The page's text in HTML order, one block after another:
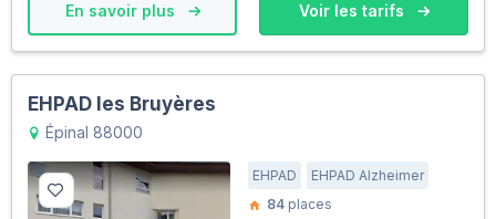
En savoir plus Voir les tarifs
EHPAD les Bruyères
Épinal 88000
EHPAD
EHPAD Alzheimer
84 places